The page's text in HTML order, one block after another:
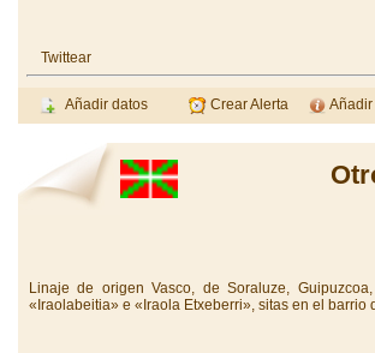
Twittear
Añadir datos Crear Alerta
Linaje de origen Vasco, de Soraluze,
«Iraolabeitia» e «Iraola Etxeberri», sitas en el